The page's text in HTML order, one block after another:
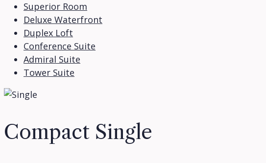
Superior Room
Deluxe Waterfront
Duplex Loft
Conference Suite
Admiral Suite
Tower Suite
Compact Single